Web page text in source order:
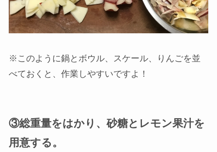
※このように鍋とボウル、スケール、りんごを並
べておくと、作業しやすいですよ！
③総重量をはかり、砂糖とレモン果汁を
用意する。